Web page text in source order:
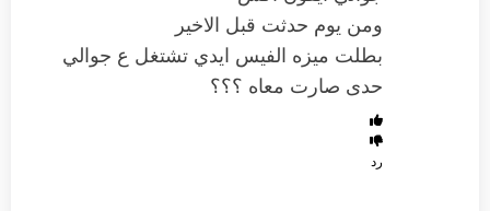
ومن يوم حدثت قبل الاخير
بطلت ميزه الفيس ايدي تشتغل ع جوالي
حدى صارت معاه ؟؟؟
رد